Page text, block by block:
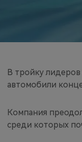
В тройку
автомобили
Компания
среди которых